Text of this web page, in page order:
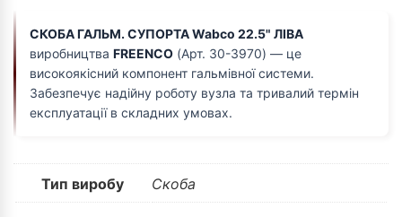
СКОБА ГАЛЬМ. СУПОРТА Wabco 22.5" ЛІВА
виробництва FREENCO (Арт. 30-3970) — це
високоякісний компонент гальмівної системи.
Забезпечує надійну роботу вузла та тривалий термін
експлуатації в складних умовах.
Тип виробу Скоба